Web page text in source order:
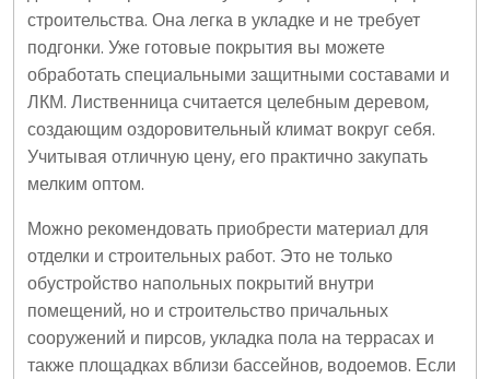
строительства. Она легка в укладке и не требует
подгонки. Уже готовые покрытия вы можете
обработать специальными защитными составами и
ЛКМ. Лиственница считается целебным деревом,
создающим оздоровительный климат вокруг себя.
Учитывая отличную цену, его практично закупать
мелким оптом.
Можно рекомендовать приобрести материал для
отделки и строительных работ. Это не только
обустройство напольных покрытий внутри
помещений, но и строительство причальных
сооружений и пирсов, укладка пола на террасах и
также площадках вблизи бассейнов, водоемов. Если